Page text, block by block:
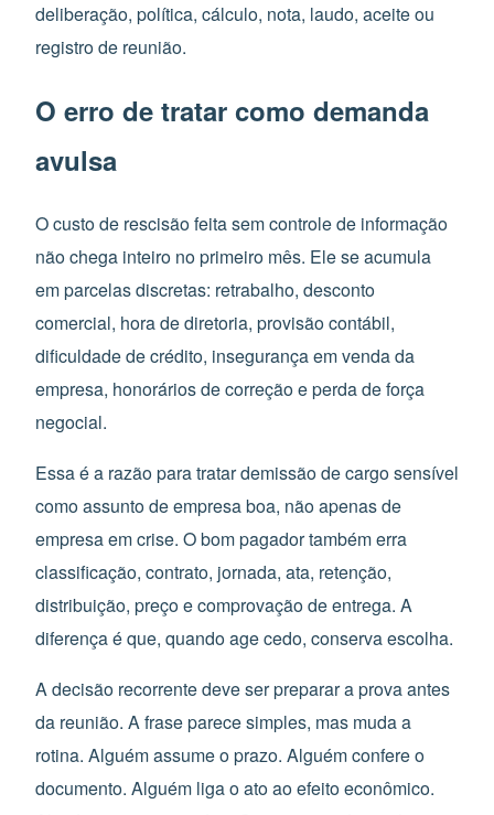
deliberação, política, cálculo, nota, laudo, aceite ou
registro de reunião.
O erro de tratar como demanda
avulsa
O custo de rescisão feita sem controle de informação
não chega inteiro no primeiro mês. Ele se acumula
em parcelas discretas: retrabalho, desconto
comercial, hora de diretoria, provisão contábil,
dificuldade de crédito, insegurança em venda da
empresa, honorários de correção e perda de força
negocial.
Essa é a razão para tratar demissão de cargo sensível
como assunto de empresa boa, não apenas de
empresa em crise. O bom pagador também erra
classificação, contrato, jornada, ata, retenção,
distribuição, preço e comprovação de entrega. A
diferença é que, quando age cedo, conserva escolha.
A decisão recorrente deve ser preparar a prova antes
da reunião. A frase parece simples, mas muda a
rotina. Alguém assume o prazo. Alguém confere o
documento. Alguém liga o ato ao efeito econômico.